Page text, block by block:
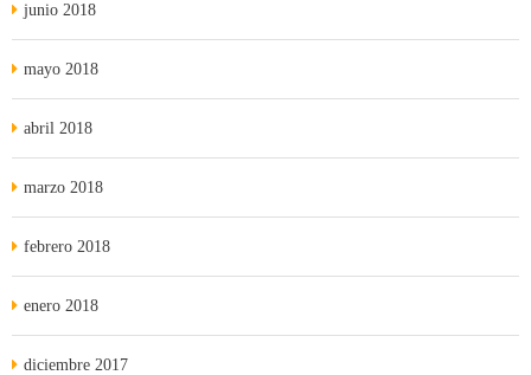
junio 2018
mayo 2018
abril 2018
marzo 2018
febrero 2018
enero 2018
diciembre 2017